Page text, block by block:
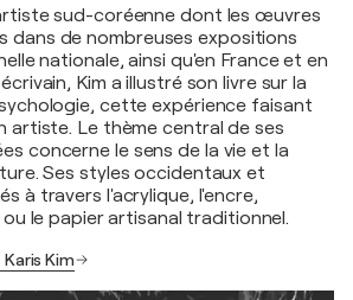
sud-coréenne dont les œuvres
dans de nombreuses expositions
nationale, ainsi qu'en France et en
Kim a illustré son livre sur la
cette expérience faisant
artiste. Le thème central de ses
concerne le sens de la vie et la
Ses styles occidentaux et
à travers l'acrylique, l'encre,
le papier artisanal traditionnel.
Kim